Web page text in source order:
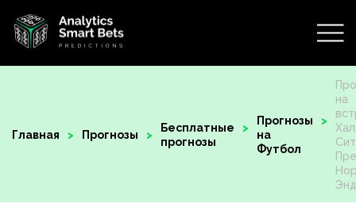
Главная Прогнозы
Бесплатные
прогнозы
Прогнозы
на
Футбол
на